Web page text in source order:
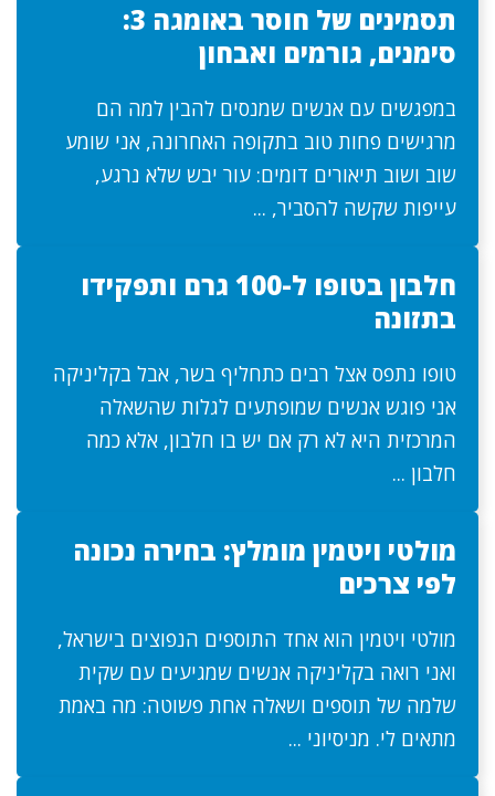
תסמינים של חוסר באומגה 3:
סימנים, גורמים ואבחון
במפגשים עם אנשים שמנסים להבין למה הם
מרגישים פחות טוב בתקופה האחרונה, אני שומע
שוב ושוב תיאורים דומים: עור יבש שלא נרגע,
עייפות שקשה להסביר, ...
חלבון בטופו ל-100 גרם ותפקידו
בתזונה
טופו נתפס אצל רבים כתחליף בשר, אבל בקליניקה
אני פוגש אנשים שמופתעים לגלות שהשאלה
המרכזית היא לא רק אם יש בו חלבון, אלא כמה
חלבון ...
מולטי ויטמין מומלץ: בחירה נכונה
לפי צרכים
מולטי ויטמין הוא אחד התוספים הנפוצים בישראל,
ואני רואה בקליניקה אנשים שמגיעים עם שקית
שלמה של תוספים ושאלה אחת פשוטה: מה באמת
מתאים לי. מניסיוני ...